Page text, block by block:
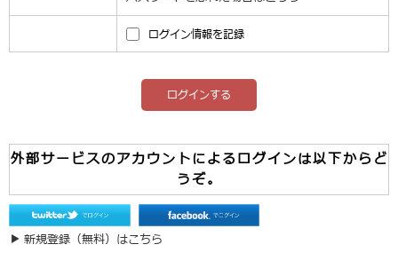
ログイン情報を記録
外部サービスのアカウントによるログインは以下からど
うぞ。
▶ 新規登録（無料）はこちら